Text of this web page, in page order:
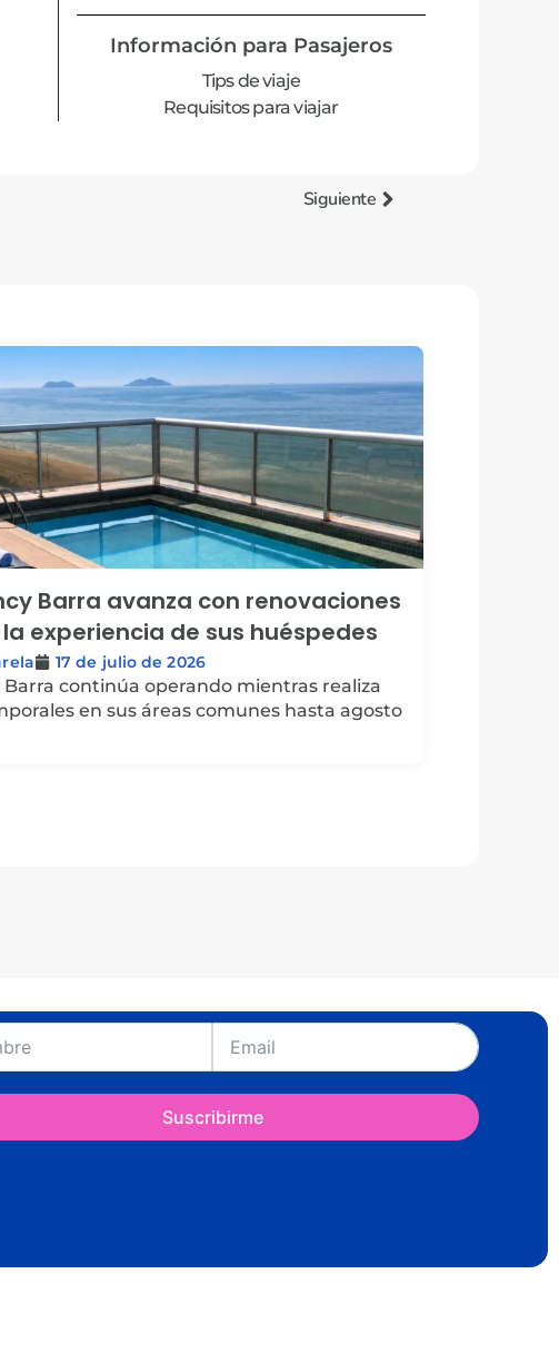
Información para Pasajeros
Tips de viaje
Requisitos para viajar
Siguiente
Barra avanza con renovaciones
experiencia de sus huéspedes
17 de julio de 2026
Barra continúa operando mientras realiza
en sus áreas comunes hasta agosto
Suscribirme